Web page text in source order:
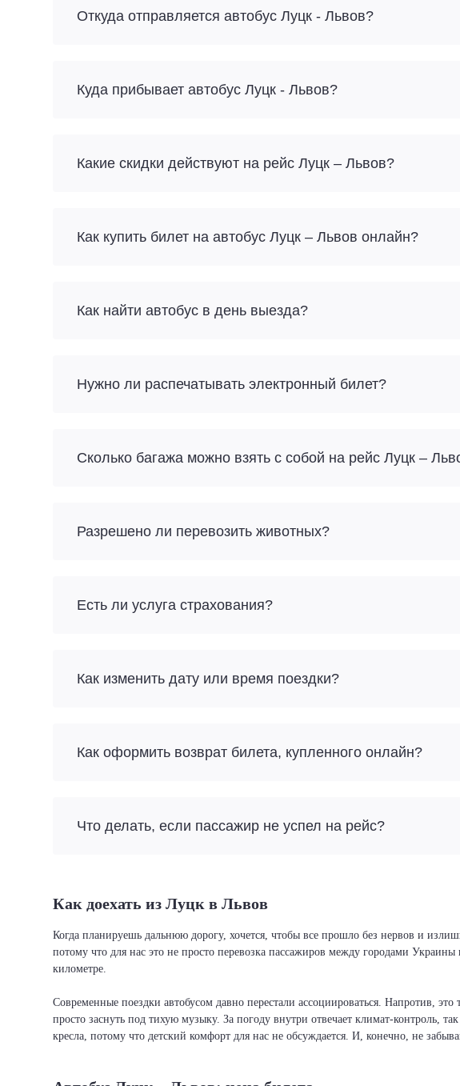
Откуда отправляется автобус Луцк - Львов?
Куда прибывает автобус Луцк - Львов?
Какие скидки действуют на рейс Луцк – Львов?
Как купить билет на автобус Луцк – Львов онлайн?
Как найти автобус в день выезда?
Нужно ли распечатывать электронный билет?
Сколько багажа можно взять с собой на рейс
Разрешено ли перевозить животных?
Есть ли услуга страхования?
Как изменить дату или время поездки?
Как оформить возврат билета, купленного онлайн?
Что делать, если пассажир не успел на рейс?
Как доехать из Луцк в Львов
Когда планируешь дальнюю дорогу, хочется, чтобы все прошло без нервов и
потому что для нас это не просто перевозка пассажиров между городами
километре.
Современные поездки автобусом давно перестали ассоциироваться. Напротив,
просто заснуть под тихую музыку. За погоду внутри отвечает климат-контроль,
кресла, потому что детский комфорт для нас не обсуждается. И, конечно, не